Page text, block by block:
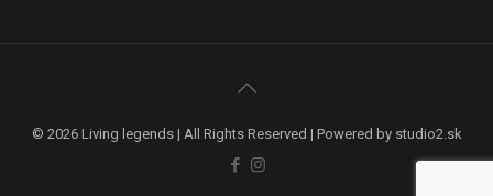
© 2026 Living legends | All Rights Reserved | Powered by studio2.sk